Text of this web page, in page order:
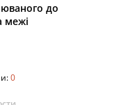
до
межі
0